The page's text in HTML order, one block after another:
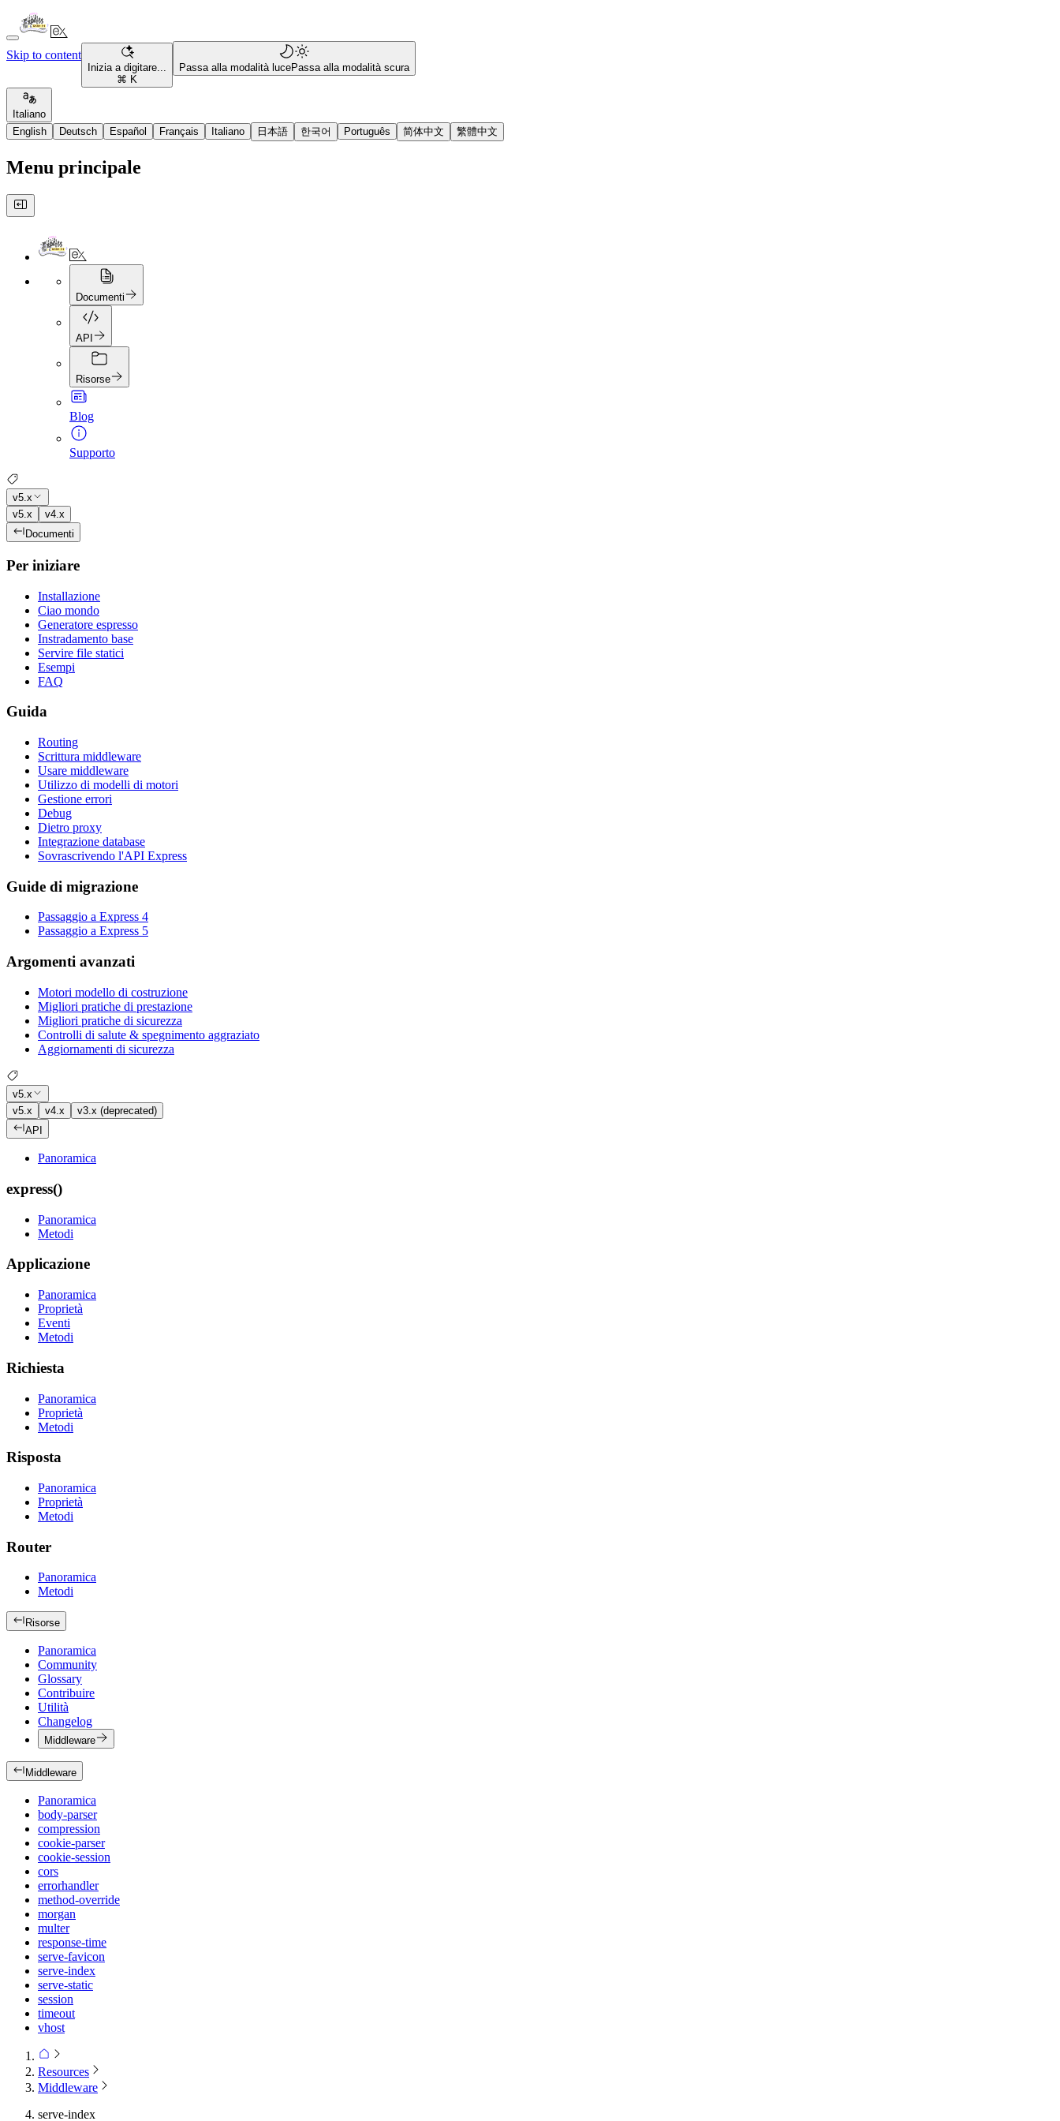
Skip to content
Inizia a digitare...
⌘ K
Passa alla modalità lucePassa alla modalità scura
Italiano
English
Deutsch Español Français Italiano 日本語 한국어 Português 简体中文 繁體中文
Menu principale
Documenti
API
Risorse
Blog
Supporto
v5.x
v5.x
v4.x
Documenti
Per iniziare
Installazione
Ciao mondo
Generatore espresso
Instradamento base
Servire file statici
Esempi
FAQ
Guida
Routing
Scrittura middleware
Usare middleware
Utilizzo di modelli di motori
Gestione errori
Debug
Dietro proxy
Integrazione database
Sovrascrivendo l'API Express
Guide di migrazione
Passaggio a Express 4
Passaggio a Express 5
Argomenti avanzati
Motori modello di costruzione
Migliori pratiche di prestazione
Migliori pratiche di sicurezza
Controlli di salute & spegnimento aggraziato
Aggiornamenti di sicurezza
v5.x
v5.x
v4.x
v3.x (deprecated)
API
Panoramica
express()
Panoramica
Metodi
Applicazione
Panoramica
Proprietà
Eventi
Metodi
Richiesta
Panoramica
Proprietà
Metodi
Risposta
Panoramica
Proprietà
Metodi
Router
Panoramica
Metodi
Risorse
Panoramica
Community
Glossary
Contribuire
Utilità
Changelog
Middleware
Middleware
Panoramica
body-parser
compression
cookie-parser
cookie-session
cors
errorhandler
method-override
morgan
multer
response-time
serve-favicon
serve-index
serve-static
session
timeout
vhost
Resources
Middleware
serve-index